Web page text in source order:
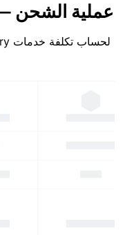
عملية الشحن